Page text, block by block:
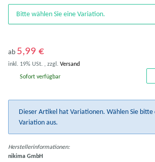
Bitte wählen Sie eine Variation.
ab 5,99 €
inkl. 19% USt. , zzgl. Versand
Sofort verfügbar
xDieser Artikel hat Variationen. Wählen Sie
Variation aus.
Herstellerinformationen:
nikima GmbH